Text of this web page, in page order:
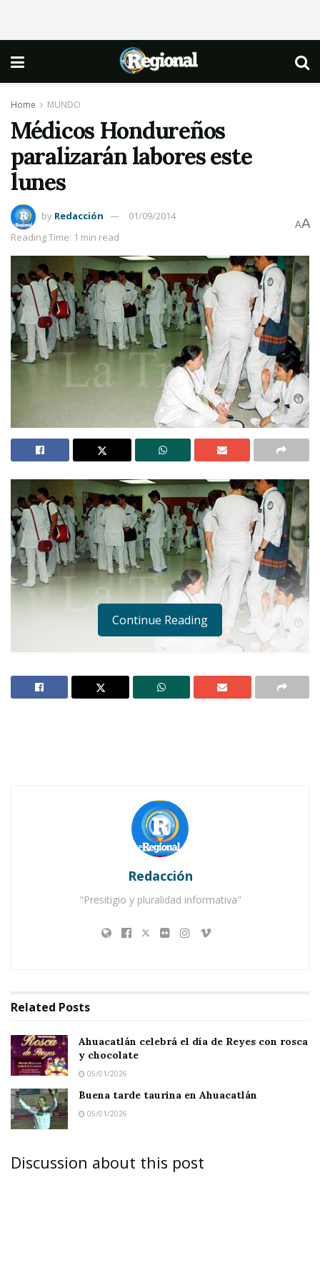
Home MUNDO
Médicos Hondureños
paralizarán labores este
lunes
by Redacción
01/09/2014
Reading Time: 1 min read
AA
importantes del país | Foto: La Tribuna.hn
Ahuacatlán celebrá el día de Reyes con rosca y
Buena tarde taurina en Ahuacatlán
Continue Reading
Redacción
"Presitigio y pluralidad informativa"
Related Posts
Ahuacatlán celebrá el día de Reyes con rosca
y chocolate
05/01/2026
Buena tarde taurina en Ahuacatlán
05/01/2026
Discussion about this post